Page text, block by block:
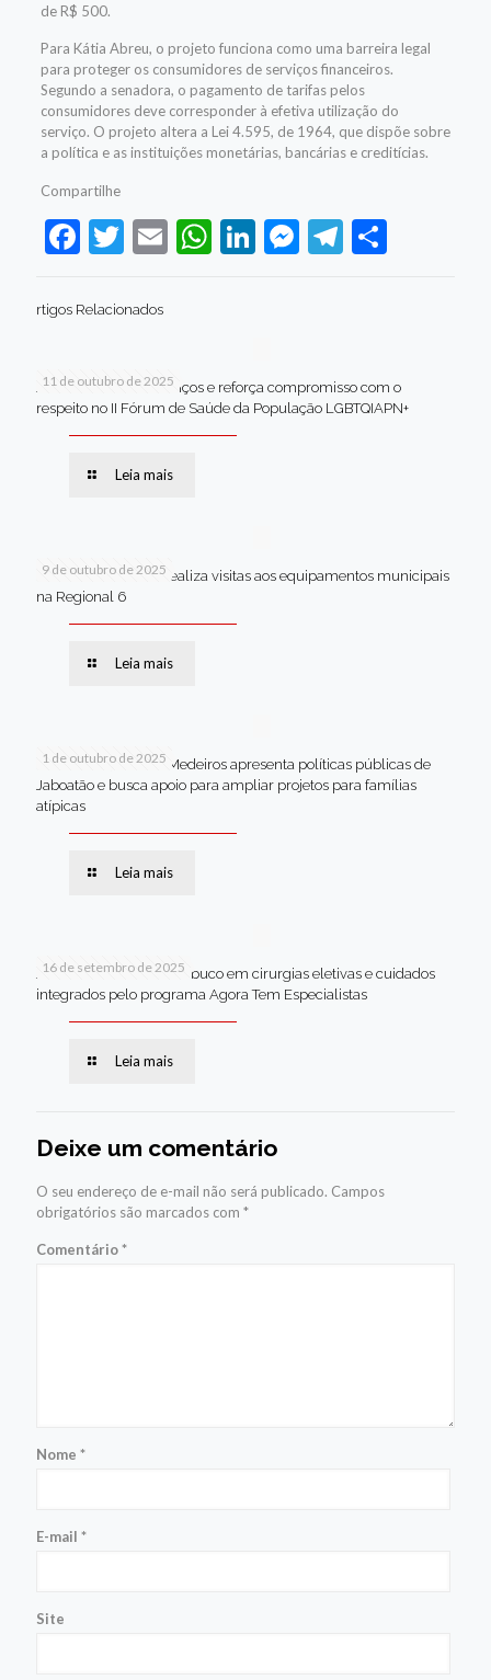
de R$ 500.
Para Kátia Abreu, o projeto funciona como uma barreira legal
para proteger os consumidores de serviços financeiros.
Segundo a senadora, o pagamento de tarifas pelos
consumidores deve corresponder à efetiva utilização do
serviço. O projeto altera a Lei 4.595, de 1964, que dispõe sobre
a política e as instituições monetárias, bancárias e creditícias.
Compartilhe
Facebook
Twitter
EmailWhatsApp
LinkedIn
Messenger
Telegram
Share
rtigos Relacionados
11 de outubro de 2025
Jaboatão celebra avanços e reforça compromisso com o
respeito no II Fórum de Saúde da População LGBTQIAPN+
Leia mais
9 de outubro de 2025
Van dos secretários realiza visitas aos equipamentos municipais
na Regional 6
Leia mais
1 de outubro de 2025
Em Brasília, Andréa Medeiros apresenta políticas públicas de
Jaboatão e busca apoio para ampliar projetos para famílias
atípicas
Leia mais
16 de setembro de 2025
Jaboatão lidera Pernambuco em cirurgias eletivas e cuidados
integrados pelo programa Agora Tem Especialistas
Leia mais
Deixe um comentário
O seu endereço de e-mail não será publicado. Campos
obrigatórios são marcados com *
Comentário*
Nome *
E-mail *
Site